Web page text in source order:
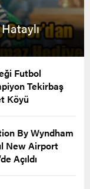
Futbol
Tekirbaş
Köyü
By Wyndham
New Airport
Açıldı